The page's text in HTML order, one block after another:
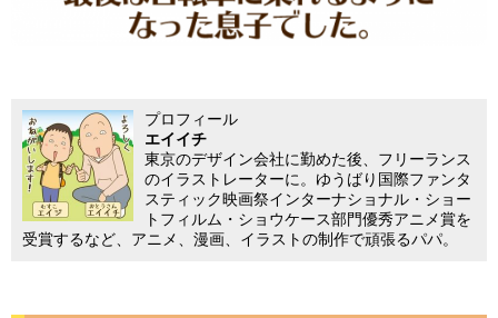
プロフィール
エイイチ
東京のデザイン会社に勤めた後、フリーランス
のイラストレーターに。ゆうばり国際ファンタ
スティック映画祭インターナショナル・ショー
トフィルム・ショウケース部門優秀アニメ賞を
受賞するなど、アニメ、漫画、イラストの制作で頑張るパパ。